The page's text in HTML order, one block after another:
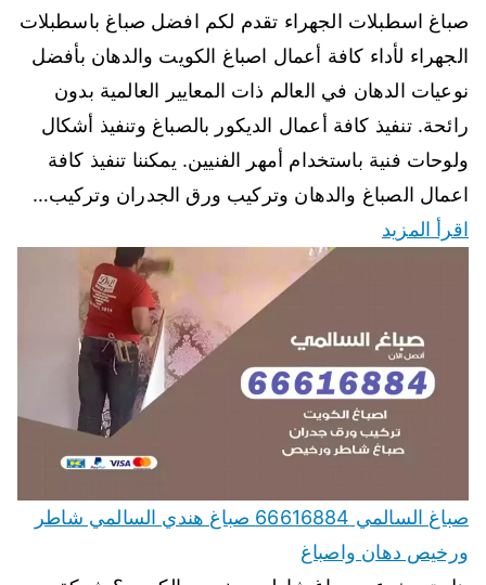
صباغ اسطبلات الجهراء تقدم لكم افضل صباغ باسطبلات
الجهراء لأداء كافة أعمال اصباغ الكويت والدهان بأفضل
نوعيات الدهان في العالم ذات المعايير العالمية بدون
رائحة. تنفيذ كافة أعمال الديكور بالصباغ وتنفيذ أشكال
ولوحات فنية باستخدام أمهر الفنيين. يمكننا تنفيذ كافة
اعمال الصباغ والدهان وتركيب ورق الجدران وتركيب…
اقرأ المزيد
صباغ السالمي 66616884 صباغ هندي السالمي شاطر
ورخيص دهان واصباغ